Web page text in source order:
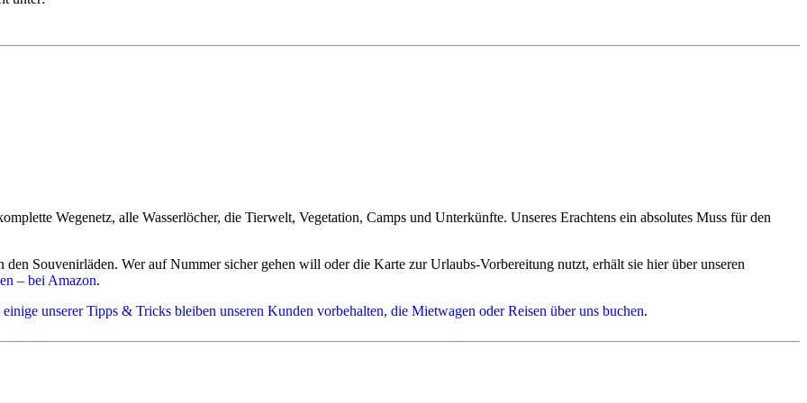
individuell nach Ihren persönlichen Wünschen und Reisebudget.
Sucherei, Recherche und Puzzelei. Und natürlich gibt's auch schöne Unterkünfte, die gar nicht auf Booking ist. Hier steckt ein
sind besonders beliebte kleinere, individuelle Gästefarmen, Boutique-Lodges, Boutique-Hotels und Wildreservate an vielen Stellen
frühzeitig an oder bringen Sie etwas Flexibilität bei den Daten mit. Je früher Sie Ihre Reise anfragen, desto besser können wir
als ein Paket "von der Stange". Der Aufpreis lohnt sich!
spart das rund 10-15% und wir bieten Ihnen nach einer Automiete über uns meist kostenfrei aktuelle Tipps und Infos
Gästefarmen, ab ca. 3500 Euro in einfachen festen Unterkünften, ab ca. 2500 Euro für Campingreisen
Wegenetz, alle Wasserlöcher, die Tierwelt, Vegetation, Camps und Unterkünfte. Unseres Erachtens ein absolutes Muss für den
Souvenirläden. Wer auf Nummer sicher gehen will oder die Karte zur Urlaubs-Vorbereitung nutzt, erhält sie hier über unseren
– bei Amazon.
einige unserer Tipps & Tricks bleiben unseren Kunden vorbehalten, die Mietwagen oder Reisen über uns buchen.